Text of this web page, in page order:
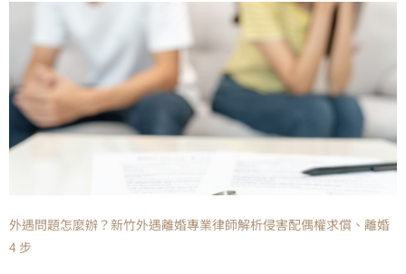
外遇問題怎麼辦？新竹外遇離婚專業律師解析侵害配偶權求償、離婚
4 步